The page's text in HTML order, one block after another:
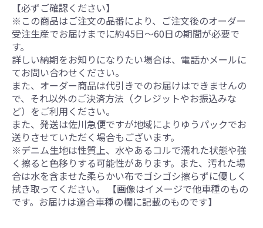
【必ずご確認ください】
※この商品はご注文の品番により、ご注文後のオーダー
受注生産でお届けまでに約45日～60日の期間が必要で
す。
詳しい納期をお知りになりたい場合は、電話かメールに
てお問い合わせください。
また、オーダー商品は代引きでのお届けはできませんの
で、それ以外のご決済方法（クレジットやお振込みな
ど）をご利用ください。
また、発送は佐川急便ですが地域によりゆうパックでお
送りさせていただく場合もございます。
※デニム生地は性質上、水やあるコルで濡れた状態や強
く擦ると色移りする可能性があります。また、汚れた場
合は水を含ませた柔らかい布でゴシゴシ擦らずに優しく
拭き取ってください。 【画像はイメージで他車種のもの
です。お届けは適合車種の欄に記載のものです】